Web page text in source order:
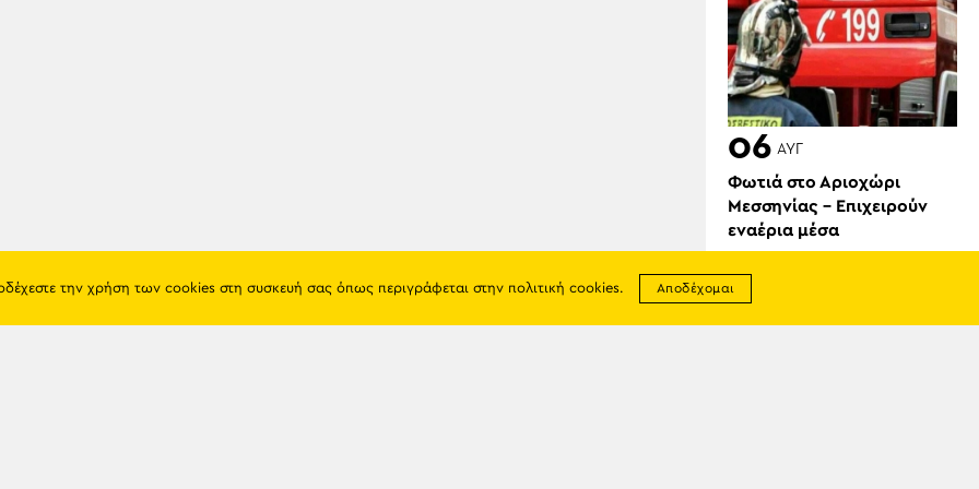
06 ΑΥΓ
Φωτιά στο Αριοχώρι
Μεσσηνίας – Επιχειρούν
εναέρια μέσα
την χρήση των cookies στη συσκευή σας όπως περιγράφεται στην πολιτική cookies. Αποδέχομαι